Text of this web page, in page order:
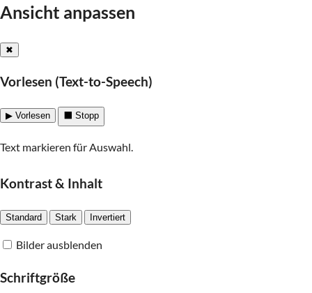
Ansicht anpassen
✖
Vorlesen (Text-to-Speech)
▶ Vorlesen ⬛ Stopp
Text markieren für Auswahl.
Kontrast & Inhalt
Standard Stark Invertiert
Bilder ausblenden
Schriftgröße